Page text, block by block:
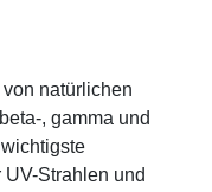
natürlichen
, gamma und
Strahlen und